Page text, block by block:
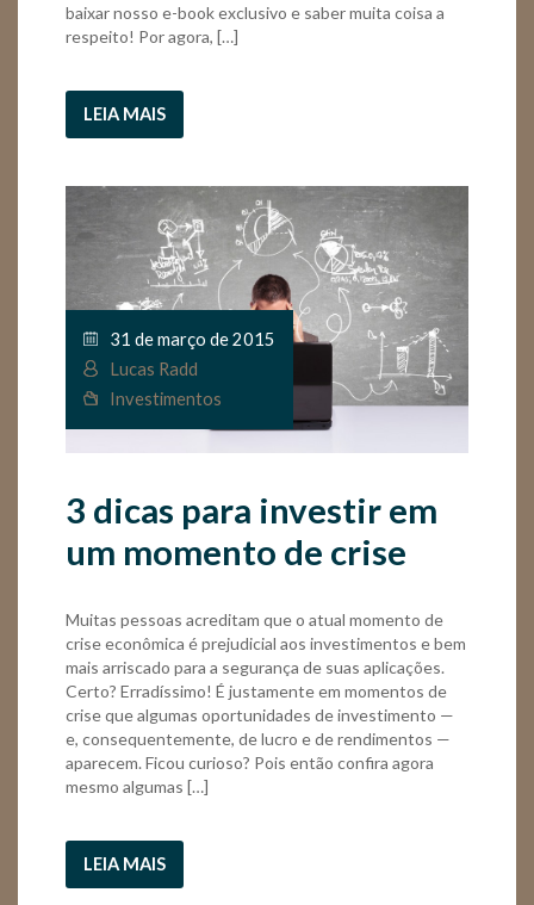
baixar nosso e-book exclusivo e saber muita coisa a
respeito! Por agora, […]
LEIA MAIS
31 de março de 2015
Lucas Radd
Investimentos
3 dicas para investir em
um momento de crise
Muitas pessoas acreditam que o atual momento de
crise econômica é prejudicial aos investimentos e bem
mais arriscado para a segurança de suas aplicações.
Certo? Erradíssimo! É justamente em momentos de
crise que algumas oportunidades de investimento —
e, consequentemente, de lucro e de rendimentos —
aparecem. Ficou curioso? Pois então confira agora
mesmo algumas […]
LEIA MAIS